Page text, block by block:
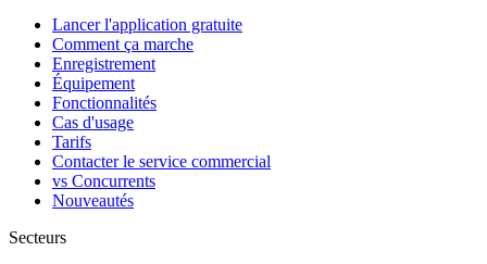
Lancer l'application gratuite
Comment ça marche
Enregistrement
Équipement
Fonctionnalités
Cas d'usage
Tarifs
Contacter le service commercial
vs Concurrents
Nouveautés
Secteurs